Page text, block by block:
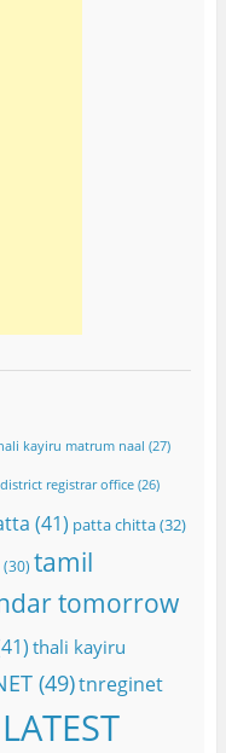
kayiru matrum naal (27)
district registrar office(26)
(41) patta chitta(32)
(30) tamil
tomorrow
thali kayiru
(49)tnreginet